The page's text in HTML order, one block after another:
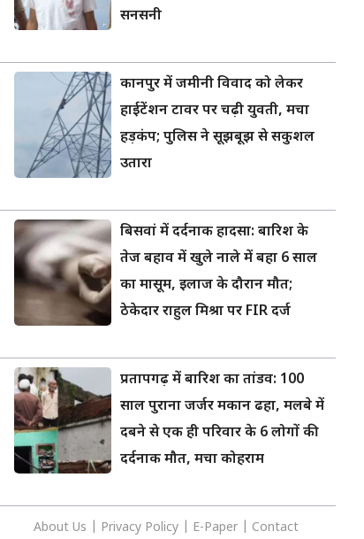
सनसनी
कानपुर में जमीनी विवाद को लेकर
हाईटेंशन टावर पर चढ़ी युवती, मचा
हड़कंप; पुलिस ने सूझबूझ से सकुशल
उतारा
बिसवां में दर्दनाक हादसा: बारिश के
तेज बहाव में खुले नाले में बहा 6 साल
का मासूम, इलाज के दौरान मौत;
ठेकेदार राहुल मिश्रा पर FIR दर्ज
प्रतापगढ़ में बारिश का तांडव: 100
साल पुराना जर्जर मकान ढहा, मलबे में
दबने से एक ही परिवार के 6 लोगों की
दर्दनाक मौत, मचा कोहराम
About Us Privacy Policy E-Paper Contact